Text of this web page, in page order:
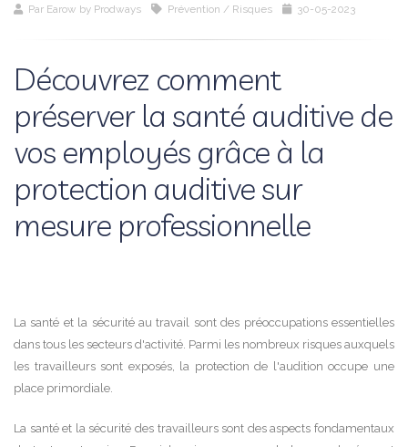
Par Earow by Prodways Prévention / Risques 30-05-2023
Découvrez comment
préserver la santé auditive de
vos employés grâce à la
protection auditive sur
mesure professionnelle
La santé et la sécurité au travail sont des préoccupations essentielles
dans tous les secteurs d'activité. Parmi les nombreux risques auxquels
les travailleurs sont exposés, la protection de l'audition occupe une
place primordiale.
La santé et la sécurité des travailleurs sont des aspects fondamentaux